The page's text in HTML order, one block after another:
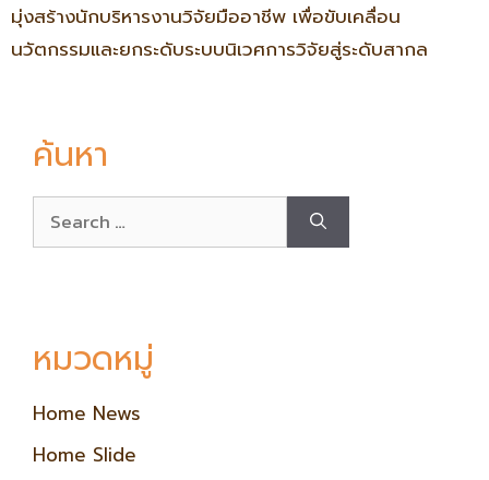
มุ่งสร้างนักบริหารงานวิจัยมืออาชีพ เพื่อขับเคลื่อน
นวัตกรรมและยกระดับระบบนิเวศการวิจัยสู่ระดับสากล
ค้นหา
หมวดหมู่
Home News
Home Slide